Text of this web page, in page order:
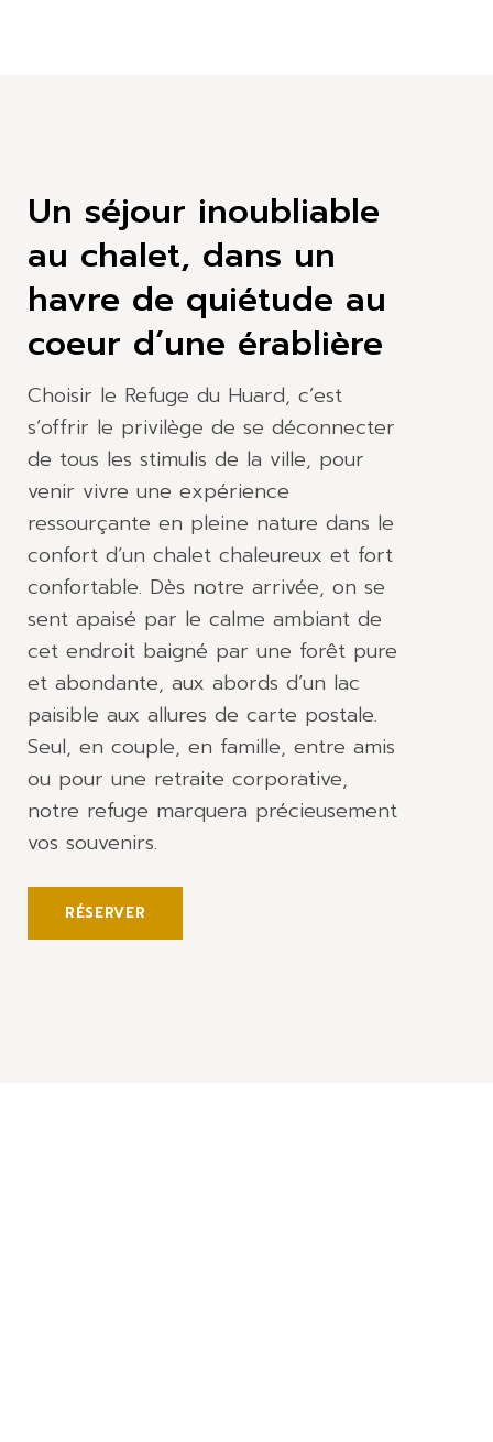
Un séjour inoubliable
au chalet, dans un
havre de quiétude au
coeur d’une érablière
Choisir le Refuge du Huard, c’est
s’offrir le privilège de se déconnecter
de tous les stimulis de la ville, pour
venir vivre une expérience
ressourçante en pleine nature dans le
confort d’un chalet chaleureux et fort
confortable. Dès notre arrivée, on se
sent apaisé par le calme ambiant de
cet endroit baigné par une forêt pure
et abondante, aux abords d’un lac
paisible aux allures de carte postale.
Seul, en couple, en famille, entre amis
ou pour une retraite corporative,
notre refuge marquera précieusement
vos souvenirs.
RÉSERVER